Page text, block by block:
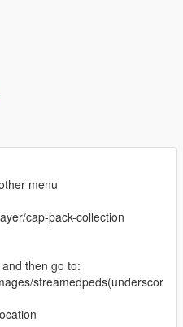
menu
cap-pack-collection
then go to:
streamedpeds(underscor